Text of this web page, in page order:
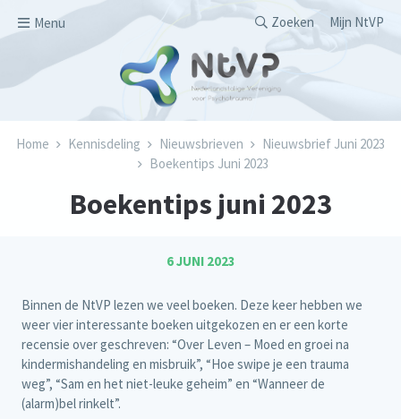
Menu
Secondary
Zoeken Mijn NtVP
Kruimelpad
Home Kennisdeling Nieuwsbrieven
Nieuwsbrief Juni 2023
Boekentips Juni 2023
Boekentips juni 2023
6 JUNI 2023
Binnen de NtVP lezen we veel boeken. Deze keer hebben we
weer vier interessante boeken uitgekozen en er een korte
recensie over geschreven: “Over Leven – Moed en groei na
kindermishandeling en misbruik”, “Hoe swipe je een trauma
weg”, “Sam en het niet-leuke geheim” en “Wanneer de
(alarm)bel rinkelt”.